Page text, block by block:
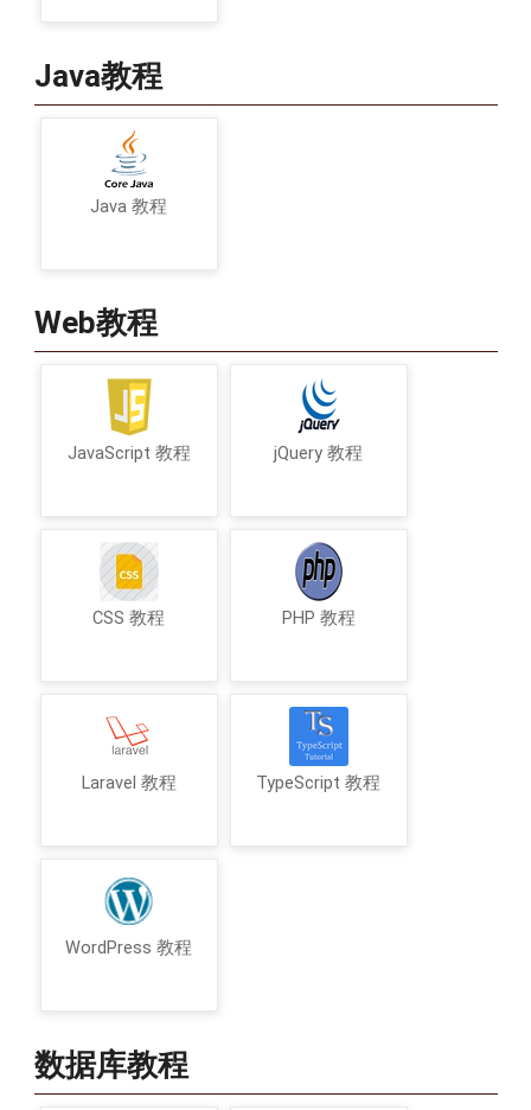
Java教程
Java 教程
Web教程
JavaScript 教程 jQuery 教程
CSS 教程 PHP 教程
Laravel 教程 TypeScript 教程
WordPress 教程
数据库教程